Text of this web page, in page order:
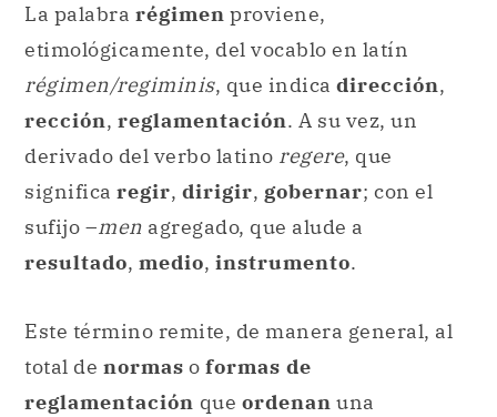
La palabra régimen proviene,
etimológicamente, del vocablo en latín
régimen/regiminis, que indica dirección,
rección, reglamentación. A su vez, un
derivado del verbo latino regere, que
significa regir, dirigir, gobernar; con el
sufijo –men agregado, que alude a
resultado, medio, instrumento.
Este término remite, de manera general, al
total de normas o formas de
reglamentación que ordenan una